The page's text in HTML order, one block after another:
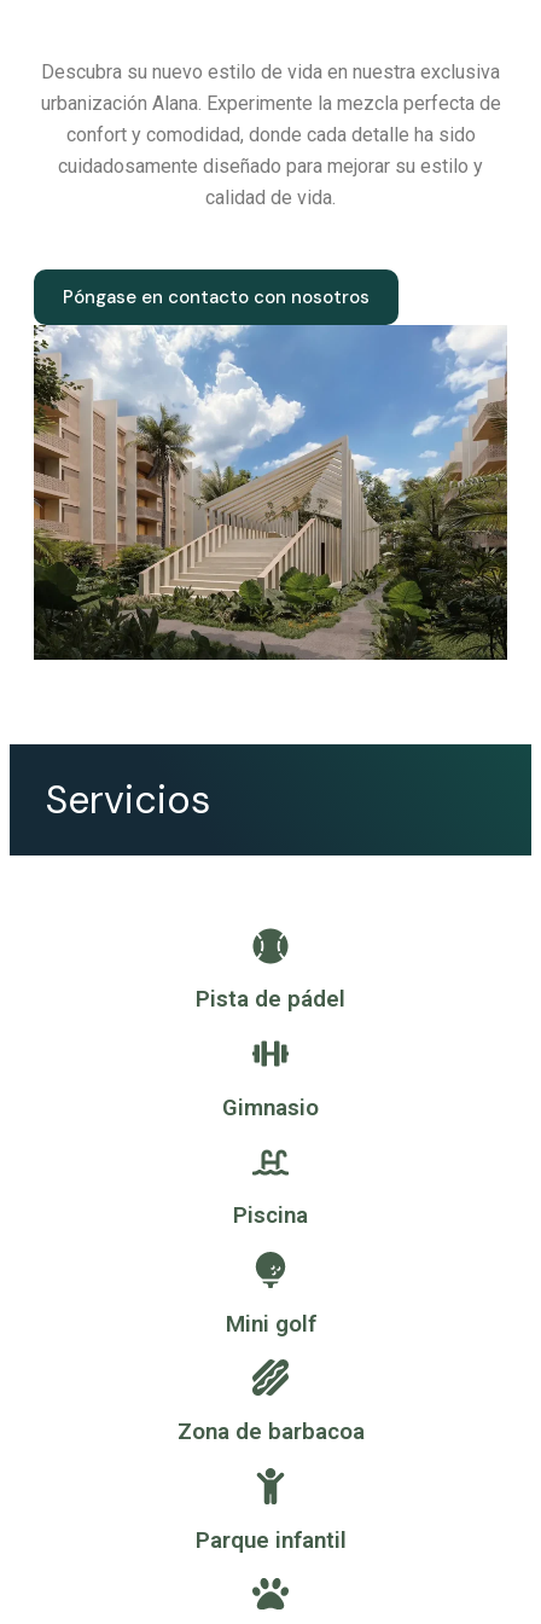
Descubra su nuevo estilo de vida en nuestra exclusiva
urbanización Alana. Experimente la mezcla perfecta de
confort y comodidad, donde cada detalle ha sido
cuidadosamente diseñado para mejorar su estilo y
calidad de vida.
Póngase en contacto con nosotros
Servicios
Pista de pádel
Gimnasio
Piscina
Mini golf
Zona de barbacoa
Parque infantil